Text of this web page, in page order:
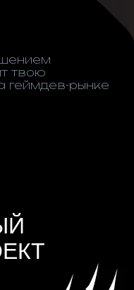
твою
геймдев-рынке